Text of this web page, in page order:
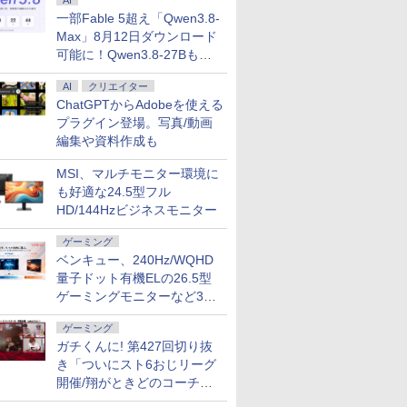
一部Fable 5超え「Qwen3.8-
Max」8月12日ダウンロード
可能に！Qwen3.8-27Bも順
次
AI クリエイター
ChatGPTからAdobeを使える
プラグイン登場。写真/動画
編集や資料作成も
MSI、マルチモニター環境に
も好適な24.5型フル
HD/144Hzビジネスモニター
ゲーミング
ベンキュー、240Hz/WQHD
量子ドット有機ELの26.5型
ゲーミングモニターなど3機
種
ゲーミング
ガチくんに! 第427回切り抜
き「ついにスト6おじリーグ
開催/翔がときどのコーチ就
任など」